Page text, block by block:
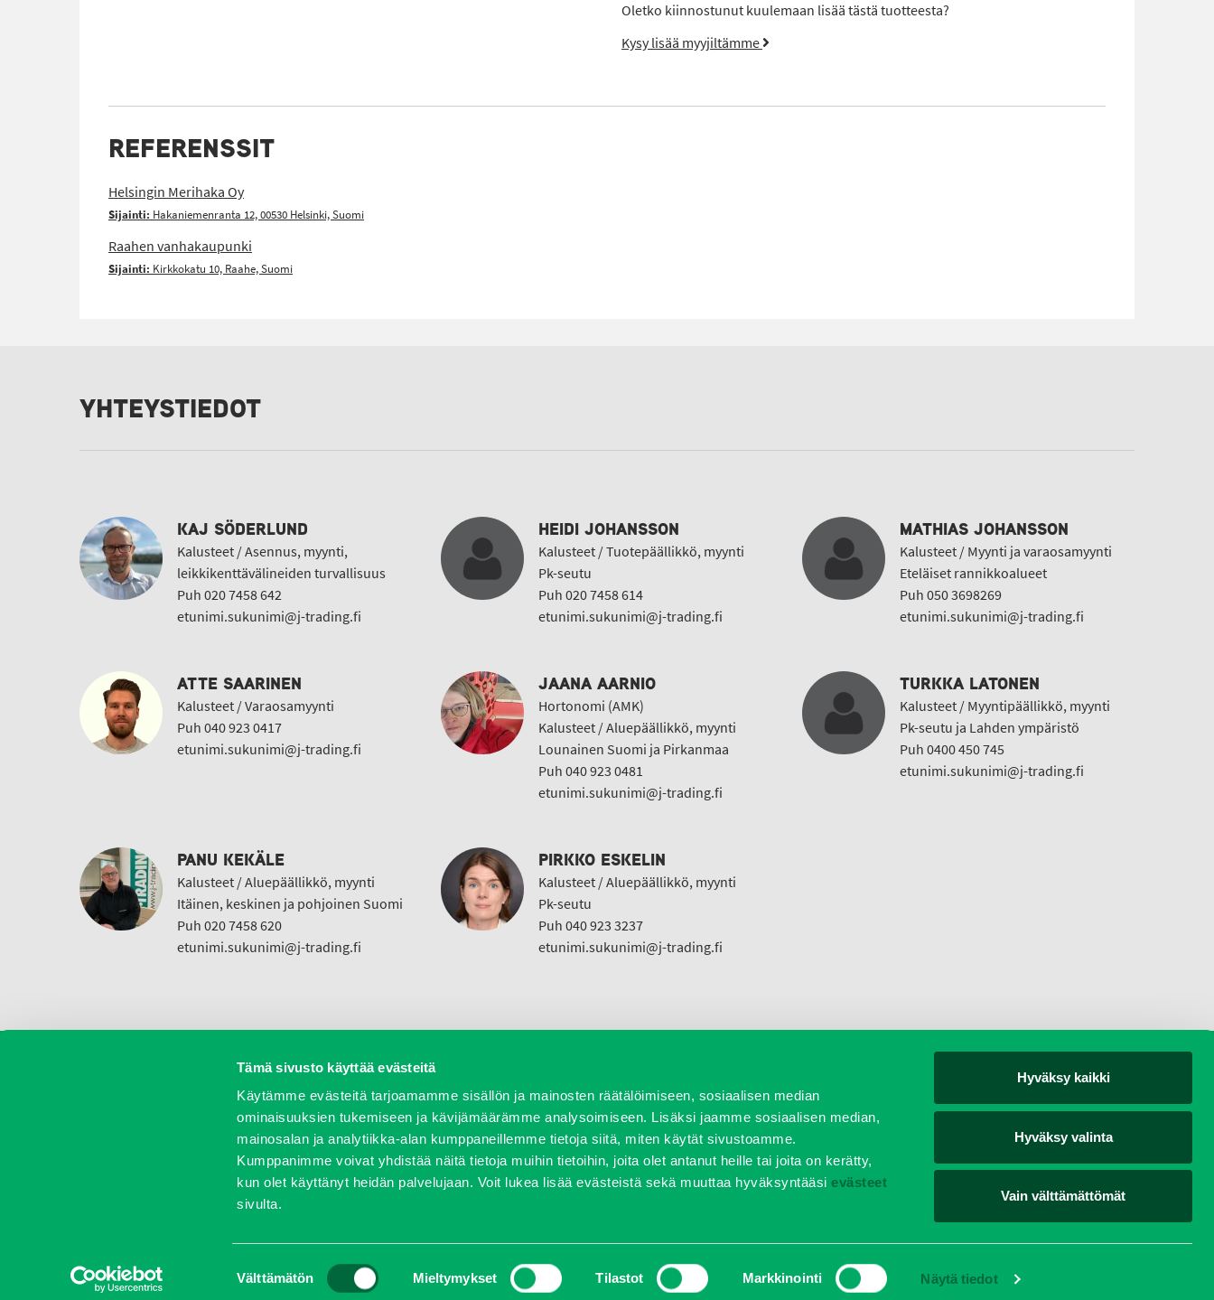
Tämä sivusto käyttää evästeitä
Käytämme evästeitä tarjoamamme sisällön ja mainosten räätälöimiseen, sosiaalisen median
ominaisuuksien tukemiseen ja kävijämäärämme analysoimiseen. Lisäksi jaamme sosiaalisen median,
mainosalan ja analytiikka-alan kumppaneillemme tietoja siitä, miten käytät sivustoamme.
Kumppanimme voivat yhdistää näitä tietoja muihin tietoihin, joita olet antanut heille tai joita on kerätty,
kun olet käyttänyt heidän palvelujaan. Voit lukea lisää evästeistä sekä muuttaa hyväksyntääsi evästeet
sivulta.
Välttämätön Mieltymykset Tilastot Markkinointi Näytä tiedot
Hyväksy kaikki
Hyväksy valinta
Vain välttämättömät
Oletko kiinnostunut kuulemaan lisää tästä tuotteesta?
Kysy lisää myyjiltämme
REFERENSSIT
Helsingin Merihaka Oy
Sijainti: Hakaniemenranta 12, 00530 Helsinki, Suomi
Raahen vanhakaupunki
Sijainti: Kirkkokatu 10, Raahe, Suomi
YHTEYSTIEDOT
KAJ SÖDERLUND
Kalusteet / Asennus, myynti,
leikkikenttävälineiden turvallisuus
Puh 020 7458 642
etunimi.sukunimi@j-trading.fi
HEIDI JOHANSSON
Kalusteet / Tuotepäällikkö, myynti
Pk-seutu
Puh 020 7458 614
etunimi.sukunimi@j-trading.fi
MATHIAS JOHANSSON
Kalusteet / Myynti ja varaosamyynti
Eteläiset rannikkoalueet
Puh 050 3698269
etunimi.sukunimi@j-trading.fi
ATTE SAARINEN
Kalusteet / Varaosamyynti
Puh 040 923 0417
etunimi.sukunimi@j-trading.fi
JAANA AARNIO
Hortonomi (AMK)
Kalusteet / Aluepäällikkö, myynti
Lounainen Suomi ja Pirkanmaa
Puh 040 923 0481
etunimi.sukunimi@j-trading.fi
TURKKA LATONEN
Kalusteet / Myyntipäällikkö, myynti
Pk-seutu ja Lahden ympäristö
Puh 0400 450 745
etunimi.sukunimi@j-trading.fi
PANU KEKÄLE
Kalusteet / Aluepäällikkö, myynti
Itäinen, keskinen ja pohjoinen Suomi
Puh 020 7458 620
etunimi.sukunimi@j-trading.fi
PIRKKO ESKELIN
Kalusteet / Aluepäällikkö, myynti
Pk-seutu
Puh 040 923 3237
etunimi.sukunimi@j-trading.fi
Vaihtokoneet Kalusteet Huolto ja varaosat Verkkokauppa JT Vuokrakone Jälleenmyyjät
Oy J-Trading Ab | Kuriiritie 15, 01510 Vantaa | puh 0207 458 600 | fax 0207 458 650 | info(at)j-trading.fi
Ajankohtaista Avoimet työpaikat Yhteystiedot Vastuullisuus